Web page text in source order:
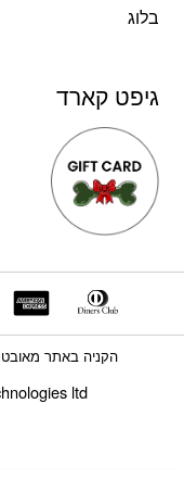
בלוג
גיפט קארד
ltd
הקניה באתר